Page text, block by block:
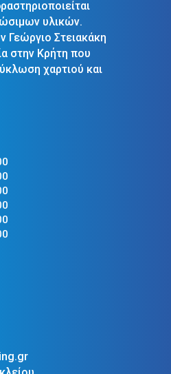
υλικών.
Γεώργιο Στειακάκη
στην Κρήτη που
χαρτιού και